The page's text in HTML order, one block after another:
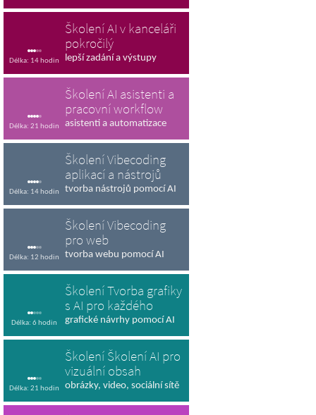
Délka: 14 hodin
Školení AI v kanceláři
pokročilý
lepší zadání a výstupy
Délka: 21 hodin
Školení AI asistenti a
pracovní workflow
asistenti a automatizace
Délka: 14 hodin
Školení Vibecoding
aplikací a nástrojů
tvorba nástrojů pomocí AI
Délka: 12 hodin
Školení Vibecoding
pro web
tvorba webu pomocí AI
Délka: 6 hodin
Školení Tvorba grafiky
s AI pro každého
grafické návrhy pomocí AI
Délka: 21 hodin
Školení Školení AI pro
vizuální obsah
obrázky, video, sociální sítě